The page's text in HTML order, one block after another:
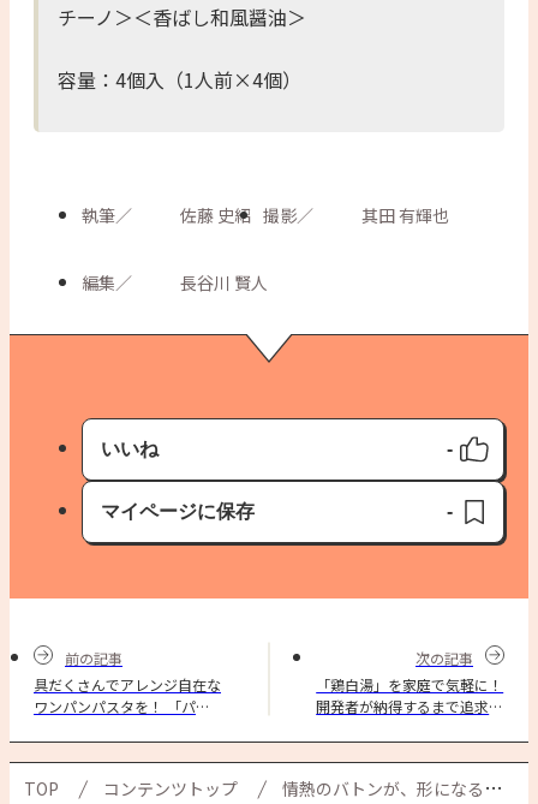
チーノ＞＜香ばし和風醤油＞
容量：4個入（1人前×4個）
執筆／ 佐藤 史紹 撮影／ 其田 有輝也
編集／ 長谷川 賢人
いいね
いいね済み
-
マイページに保存
保存済み
-
前の記事
具だくさんでアレンジ自在な
ワンパンパスタを！ 「パス
次の記事
「鶏白湯」を家庭で気軽に！
開発者が納得するまで追求し
発売！
TOP コンテンツトップ 情熱のバトンが、形になるまで。 「パスタキューブ™」 開発ストーリー＜後編＞